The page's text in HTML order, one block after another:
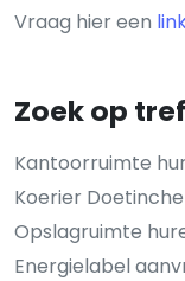
Vraag hier een
Zoek op
Kantoorruimte
Koerier
Opslagruimte
Energielabel